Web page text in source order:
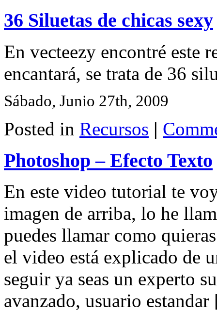
36 Siluetas de chicas sexy
En vecteezy encontré este
encantará, se trata de 36
Sábado, Junio 27th, 2009
Posted in Recursos |
Photoshop – Efecto Texto
En este video tutorial te
imagen de arriba, lo he
puedes llamar como
el video está explicado de
seguir ya seas un experto
avanzado, usuario